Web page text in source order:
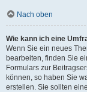
Nach oben
Wie kann ich eine
Wenn Sie ein neues
bearbeiten, finden Sie
Formulars zur
können, so haben Sie
erstellen. Sie sollten